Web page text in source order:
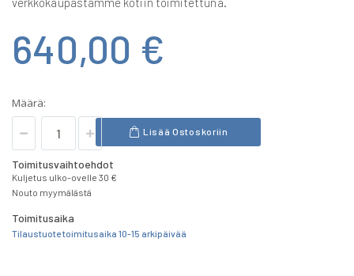
640,00 €
Määrä:
Lisää Ostoskoriin
Toimitusvaihtoehdot
Kuljetus ulko-ovelle 30 €
Nouto myymälästä
Toimitusaika
Tilaustuote toimitusaika 10-15 arkipäivää